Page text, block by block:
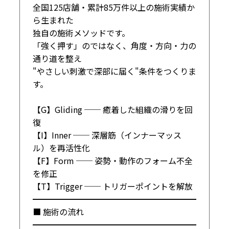
全国125店舗・累計85万件以上の施術実績か
ら生まれた
独自の施術メソッドです。
「強く押す」のではなく、角度・方向・力の
通り道を整え
"やさしい刺激で深部に届く"条件をつくりま
す。
【G】Gliding ── 癒着した組織の滑りを回
復
【I】Inner ── 深層筋（インナーマッス
ル）を再活性化
【F】Form ── 姿勢・動作のフォーム不全
を修正
【T】Trigger ── トリガーポイントを解放
━━━━━━━━━━━━━━━━━━━━
■ 施術の流れ
━━━━━━━━━━━━━━━━━━━━